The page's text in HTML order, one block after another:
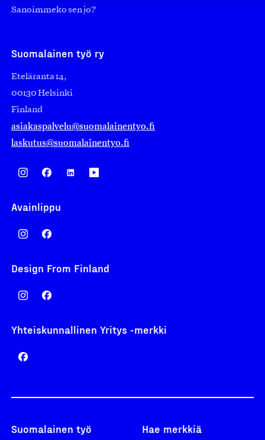
Sanoimmeko sen jo?
Suomalainen työ ry
Eteläranta 14,
00130 Helsinki
Finland
asiakaspalvelu@suomalainentyo.fi
laskutus@suomalainentyo.fi
Avainlippu
Design From Finland
Yhteiskunnallinen Yritys -merkki
Suomalainen työ Hae merkkiä